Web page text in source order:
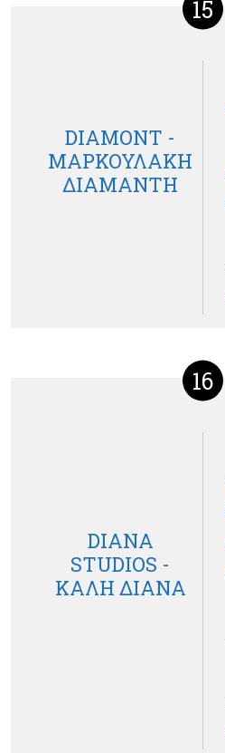
15
DIAMONT -
ΜΑΡΚΟΥΛΑΚΗ
ΔΙΑΜΑΝΤΗ
16
DIANA
STUDIOS -
ΚΑΛΗ ΔΙΑΝΑ